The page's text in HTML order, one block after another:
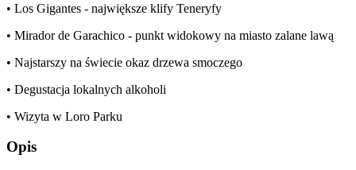
• Los Gigantes - największe klify Teneryfy
• Mirador de Garachico - punkt widokowy na miasto zalane lawą
• Najstarszy na świecie okaz drzewa smoczego
• Degustacja lokalnych alkoholi
• Wizyta w Loro Parku
Opis